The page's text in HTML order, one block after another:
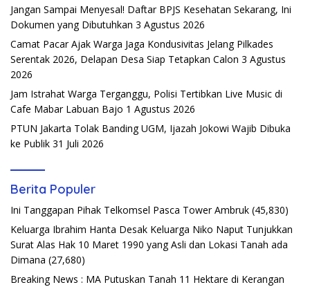
Jangan Sampai Menyesal! Daftar BPJS Kesehatan Sekarang, Ini
Dokumen yang Dibutuhkan 3 Agustus 2026
Camat Pacar Ajak Warga Jaga Kondusivitas Jelang Pilkades
Serentak 2026, Delapan Desa Siap Tetapkan Calon 3 Agustus
2026
Jam Istrahat Warga Terganggu, Polisi Tertibkan Live Music di
Cafe Mabar Labuan Bajo 1 Agustus 2026
PTUN Jakarta Tolak Banding UGM, Ijazah Jokowi Wajib Dibuka
ke Publik 31 Juli 2026
Berita Populer
Ini Tanggapan Pihak Telkomsel Pasca Tower Ambruk (45,830)
Keluarga Ibrahim Hanta Desak Keluarga Niko Naput Tunjukkan
Surat Alas Hak 10 Maret 1990 yang Asli dan Lokasi Tanah ada
Dimana (27,680)
Breaking News : MA Putuskan Tanah 11 Hektare di Kerangan